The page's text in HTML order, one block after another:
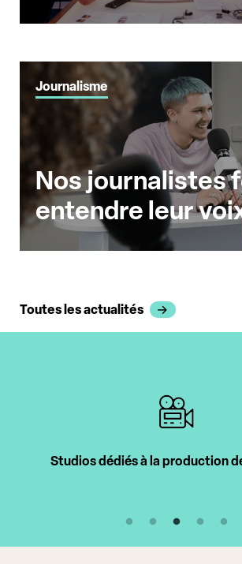
Journalisme
Nos journalistes
entendre leur
Toutes les actualités
Studios dédiés à la production